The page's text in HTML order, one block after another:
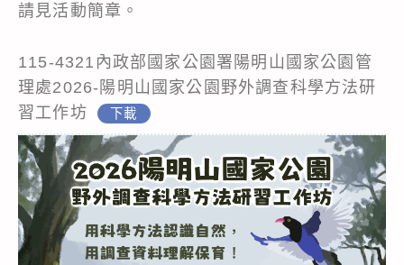
請見活動簡章。
115-4321內政部國家公園署陽明山國家公園管
理處2026-陽明山國家公園野外調查科學方法研
習工作坊
下載